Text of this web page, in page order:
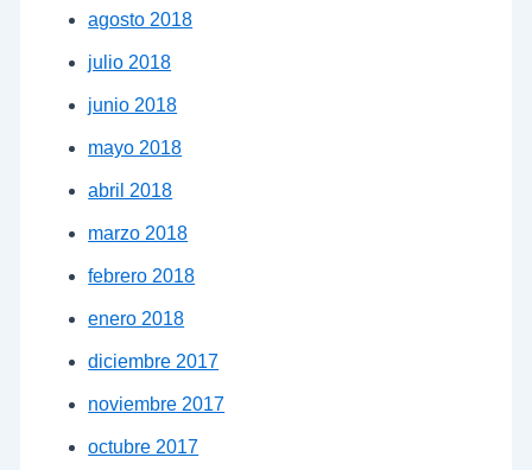
agosto 2018
julio 2018
junio 2018
mayo 2018
abril 2018
marzo 2018
febrero 2018
enero 2018
diciembre 2017
noviembre 2017
octubre 2017